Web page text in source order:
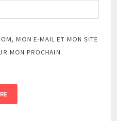
MON E-MAIL ET MON SITE
MON PROCHAIN